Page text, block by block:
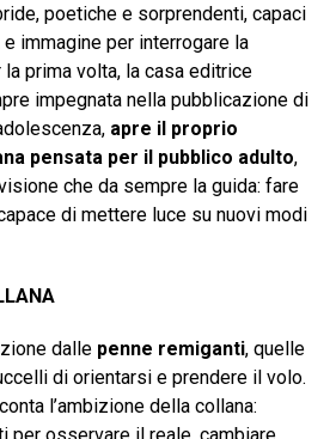
poetiche e sorprendenti, capaci
immagine per interrogare la
prima volta, la casa editrice
impegnata nella pubblicazione di
apre il proprio
pensata per il pubblico adulto,
che da sempre la guida: fare
di mettere luce su nuovi modi
dalle penne remiganti, quelle
di orientarsi e prendere il volo.
l’ambizione della collana: